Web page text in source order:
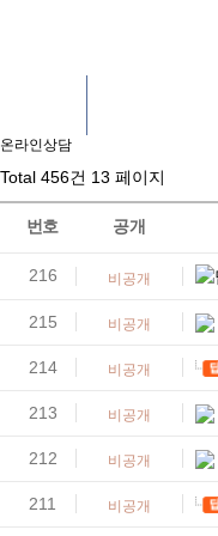
온라인상담
Total 456건 13 페이지
번호 공개
216 비공개
215 비공개
214 비공개
213 비공개
212 비공개
211 비공개